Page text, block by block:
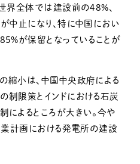
界全体では建設前の48%、
中止になり、特に中国におい
が保留となっていることが
縮小は、中国中央政府による
限策とインドにおける石炭
よるところが大きい。今や
計画における発電所の建設